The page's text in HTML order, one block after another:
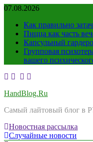
Перейти
содержимому
07.08.2026
Как правильно
Пицца как часть
Капсульный
Групповая
вашего
HandBlog.Ru
Самый лайтовый блог в
Новостная рассылка
Случайные новости